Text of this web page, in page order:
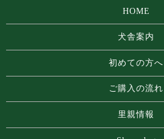
HOME
犬舎案内
初めての方へ
ご購入の流れ
里親情報